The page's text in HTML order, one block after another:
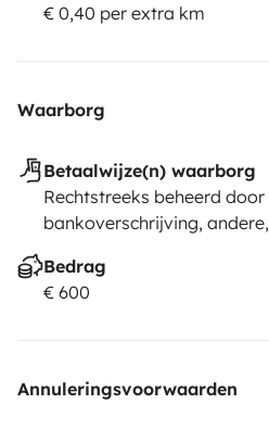
€ 0,40 per extra km
Waarborg
Betaalwijze(n) waarborg
Rechtstreeks beheerd door
bankoverschrijving,
Bedrag
€ 600
Annuleringsvoorwaarden